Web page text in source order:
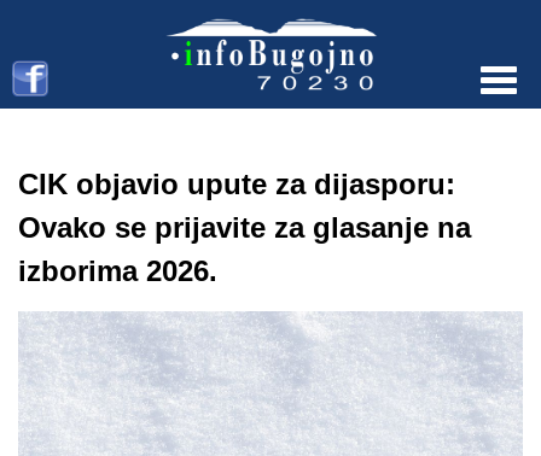
CIK objavio upute za dijasporu:
Ovako se prijavite za glasanje na
izborima 2026.